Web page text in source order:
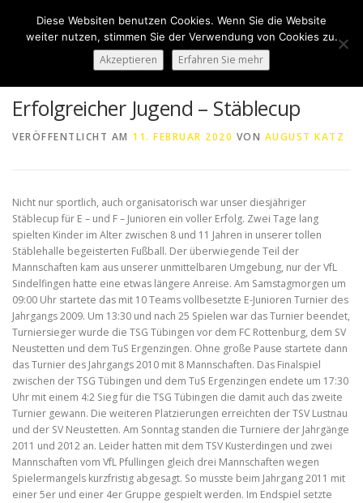
springen
LOGIN
Erfolgreicher Jugend – Stäblecup
VERÖFFENTLICHT AM 11. FEBRUAR 2020 VON AUGUST KATZ
Nicht nur sportlich, auch organisatorisch war unser diesjähriger
Stäblecup für E – und F – Junioren ein voller Erfolg. Zwei Tage lang
spielten Kinder im Alter zwischen 8 und 11 Jahren in unserer tollen
Stäblehalle begeisterten Fußball. Der überwiegende Teil der
Mannschaften kam aus unserer unmittelbaren Umgebung, nur der VfL
Sindelfingen hatte eine etwas längere Anreise. Am Samstagmorgen um
09:00 Uhr startete das mit 10 Teams vollbesetzte E-Junioren Turnier des
Jahrgangs 2009. Um 13:30 und nach 25 Spielen war das Turnier beendet,
Turniersieger wurde die TSG Tübingen vor dem FC Rottenburg, dem SV
Neustetten und dem TuS Ergenzingen. Ohne große Pause startete dann
das Turnier des Jahrgangs 2010 mit 8 Mannschaften. Das Finalspiel
zwischen der TSG Tübingen und dem TuS Ergenzingen endete um 17:30
Uhr mit einem 4:2 Sieg für die TSG Tübingen die damit auch das zweite
Turnier gewann. Die weiteren Platzierungen erreichten der TSV Lustnau
und der SV Neustetten. Am Sonntag standen die Turniere der Jahrgänge
2011 und 2012 an. Leider hatten mit dem TSV Kusterdingen und zwei
Mannschaften vom VfL Pfullingen gleich drei Mannschaften wegen
Spielermangels kurzfristig abgesagt. So musste beim Jahrgang 2011 mit
einer 5er und einer 4er Gruppe gespielt werden. Im Endspiel setzte
Diese Websiten benutzen Cookies. Wenn Sie die Website
weiter nutzen, stimmen Sie der Verwendung von Cookies zu.
Akzeptieren Erfahren Sie mehr